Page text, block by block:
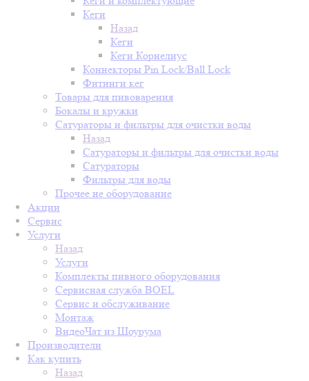
Кеги
Назад
Кеги
Кеги Корнелиус
Коннекторы Pin Lock/Ball Lock
Фитинги кег
Товары для пивоварения
Бокалы и кружки
Сатураторы и фильтры для очистки воды
Назад
Сатураторы и фильтры для очистки воды
Сатураторы
Фильтры для воды
Прочее не оборудование
Акции
Сервис
Услуги
Назад
Услуги
Комплекты пивного оборудования
Сервисная служба BOEL
Сервис и обслуживание
Монтаж
ВидеоЧат из Шоурума
Производители
Как купить
Назад